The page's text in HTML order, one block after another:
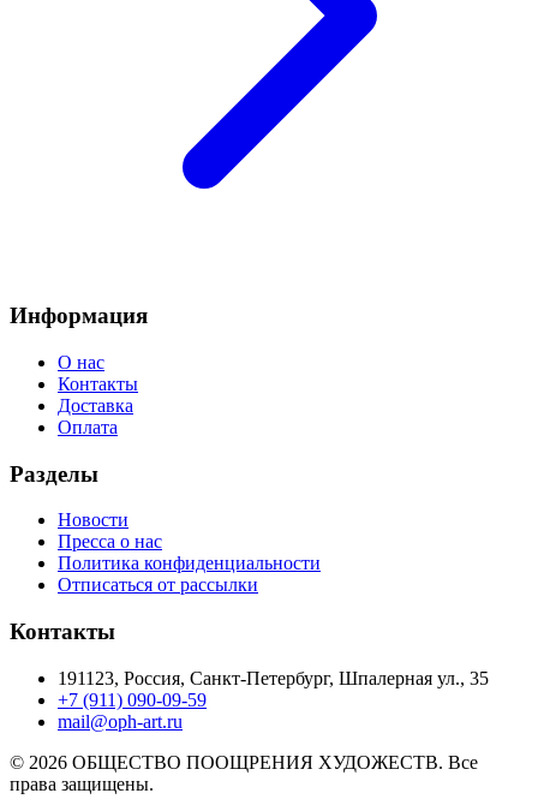
Информация
О нас
Контакты
Доставка
Оплата
Разделы
Новости
Пресса о нас
Политика конфиденциальности
Отписаться от рассылки
Контакты
191123, Россия, Санкт-Петербург, Шпалерная ул., 35
+7 (911) 090-09-59
mail@oph-art.ru
© 2026 ОБЩЕСТВО ПООЩРЕНИЯ ХУДОЖЕСТВ. Все
права защищены.